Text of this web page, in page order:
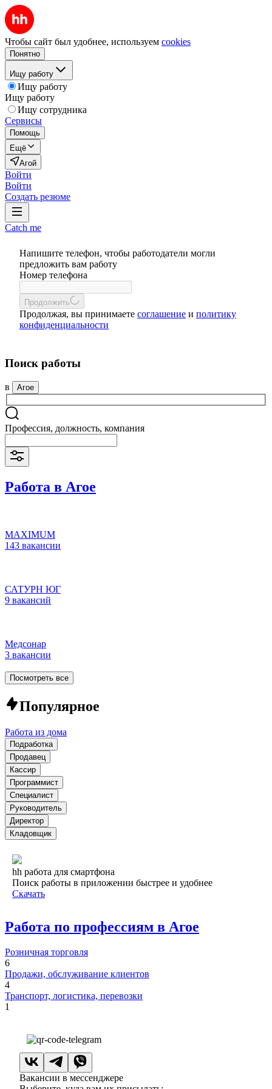
Чтобы сайт был удобнее, используем cookies
Понятно
Ищу работу
Ищу работу
Ищу работу
Ищу сотрудника
Сервисы
Помощь
Ещё
Агой
Войти
Войти
Создать резюме
Catch me
Напишите телефон, чтобы работодатели могли
предложить вам работу
Номер телефона
Продолжить
Продолжая, вы принимаете соглашение и политику
конфиденциальности
Поиск работы
в Агое
Профессия, должность, компания
Работа в Агое
MAXIMUM
143 вакансии
САТУРН ЮГ
9 вакансий
Медсонар
3 вакансии
Посмотреть все
Популярное
Работа из дома
Подработка
Продавец
Кассир
Программист
Специалист
Руководитель
Директор
Кладовщик
hh работа для смартфона
Поиск работы в приложении быстрее и удобнее
Скачать
Работа по профессиям в Агое
Розничная торговля
6
Продажи, обслуживание клиентов
4
Транспорт, логистика, перевозки
1
Вакансии в мессенджере